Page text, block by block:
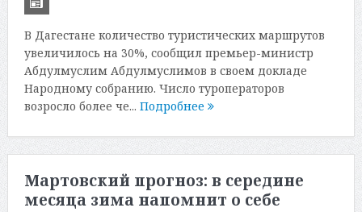
В Дагестане количество туристических маршрутов
увеличилось на 30%, сообщил премьер-министр
Абдулмуслим Абдулмуслимов в своем докладе
Народному собранию. Число туроператоров
возросло более че... Подробнее
Мартовский прогноз: в середине
месяца зима напомнит о себе